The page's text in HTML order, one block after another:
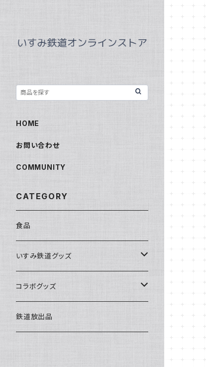
HOME
お問い合わせ
COMMUNITY
CATEGORY
食品
いすみ鉄道グッズ
いすみ鉄道グッズ
キハグッズ
コラボグッズ
始発ちゃんグッズ
鉄道放出品